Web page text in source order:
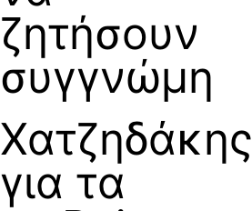
ζητήσουν
συγγνώμη
Χατζηδάκης
για τα